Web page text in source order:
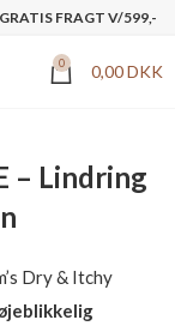
GRATIS FRAGT V/599,-
0 0,00DKK
– Lindring
Dry & Itchy